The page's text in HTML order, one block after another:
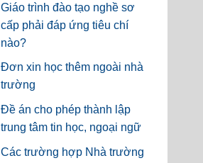
Giáo trình đào tạo nghề sơ
cấp phải đáp ứng tiêu chí
nào?
Đơn xin học thêm ngoài nhà
trường
Đề án cho phép thành lập
trung tâm tin học, ngoại ngữ
Các trường hợp Nhà trường